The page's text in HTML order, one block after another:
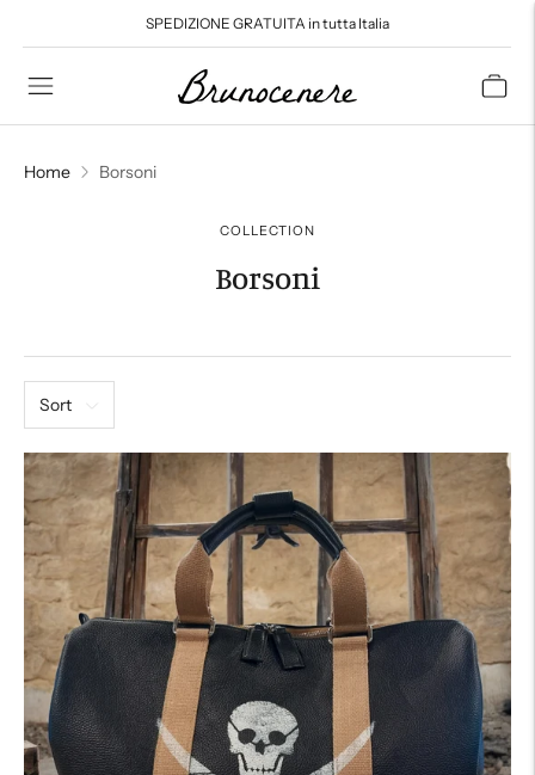
Privacy
Policy
SPEDIZIONE GRATUITA in tutta Italia
Home Borsoni
COLLECTION
Borsoni
Sort